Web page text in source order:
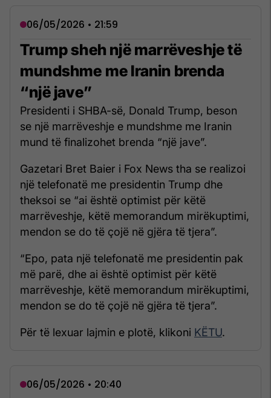
06/05/2026 • 21:59
Trump sheh një marrëveshje të
mundshme me Iranin brenda
“një jave”
Presidenti i SHBA-së, Donald Trump, beson
se një marrëveshje e mundshme me Iranin
mund të finalizohet brenda “një jave”.
Gazetari Bret Baier i Fox News tha se realizoi
një telefonatë me presidentin Trump dhe
theksoi se “ai është optimist për këtë
marrëveshje, këtë memorandum mirëkuptimi,
mendon se do të çojë në gjëra të tjera”.
“Epo, pata një telefonatë me presidentin pak
më parë, dhe ai është optimist për këtë
marrëveshje, këtë memorandum mirëkuptimi,
mendon se do të çojë në gjëra të tjera”.
Për të lexuar lajmin e plotë, klikoni KËTU.
06/05/2026 • 20:40